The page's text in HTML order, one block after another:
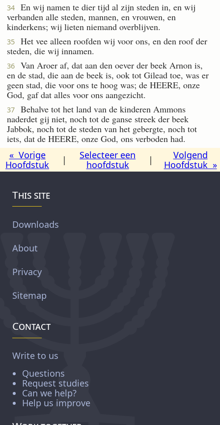
34
En wij namen te dier tijd al zijn steden in, en wij
verbanden alle steden, mannen, en vrouwen, en
kinderkens; wij lieten niemand overblijven.
35
Het vee alleen roofden wij voor ons, en den roof der
steden, die wij innamen.
36
Van Aroer af, dat aan den oever der beek Arnon is,
en de stad, die aan de beek is, ook tot Gilead toe, was er
geen stad, die voor ons te hoog was; de HEERE, onze
God, gaf dat alles voor ons aangezicht.
37
Behalve tot het land van de kinderen Ammons
naderdet gij niet, noch tot de ganse streek der beek
Jabbok, noch tot de steden van het gebergte, noch tot
iets, dat de HEERE, onze God, ons verboden had.
« Vorige
Hoofdstuk
|
Selecteer een
hoofdstuk
|
Volgend
Hoofdstuk »
This site
Downloads
About
Privacy
Sitemap
Contact
Write to us
Questions
Request studies
Can we help?
Help us improve